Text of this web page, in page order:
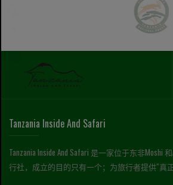
Tanzania Inside And Safari
Tanzania Inside And Safari 是一家位于东非Moshi
行社，成立的目的只有一个；为旅行者提供“真